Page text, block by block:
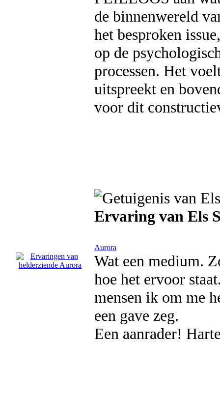
de binnenwereld
het besproken
op de
processen. Het
uitspreekt en
voor dit
Ervaring van Els
Aurora
Wat een medium.
hoe het ervoor
mensen ik om me
een gave zeg.
Een aanrader!